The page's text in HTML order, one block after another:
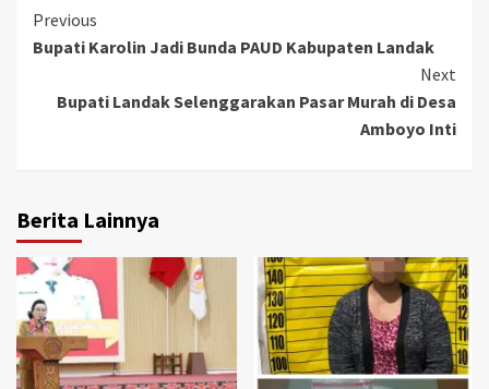
Continue
Reading
Previous
Bupati Karolin Jadi Bunda PAUD Kabupaten Landak
Next
Bupati Landak Selenggarakan Pasar Murah di Desa
Amboyo Inti
Berita Lainnya